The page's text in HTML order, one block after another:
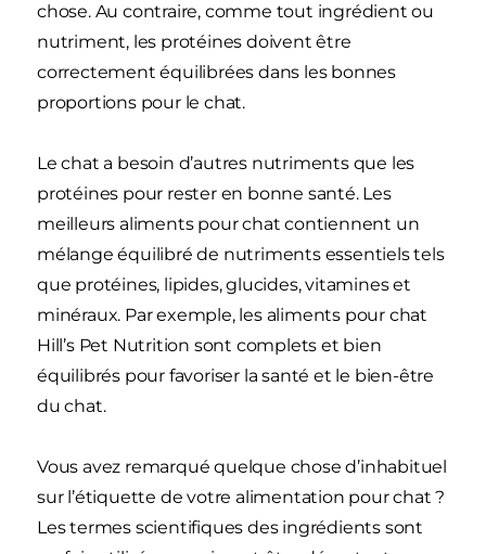
chose. Au contraire, comme tout ingrédient ou
nutriment, les protéines doivent être
correctement équilibrées dans les bonnes
proportions pour le chat.
Le chat a besoin d’autres nutriments que les
protéines pour rester en bonne santé. Les
meilleurs aliments pour chat contiennent un
mélange équilibré de nutriments essentiels tels
que protéines, lipides, glucides, vitamines et
minéraux. Par exemple, les aliments pour chat
Hill’s Pet Nutrition sont complets et bien
équilibrés pour favoriser la santé et le bien-être
du chat.
Vous avez remarqué quelque chose d’inhabituel
sur l’étiquette de votre alimentation pour chat ?
Les termes scientifiques des ingrédients sont